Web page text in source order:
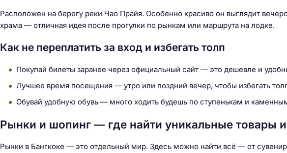
Расположен на берегу реки Чао Прайя. Особенно красиво он выглядит
храма — отличная идея после прогулки по рынкам или маршрута на лодке.
Как не переплатить за вход и избегать толп
Покупай билеты заранее через официальный сайт — это дешевле и
Лучшее время посещения — утро или поздний вечер, чтобы избегать
Обувай удобную обувь — много ходить будешь по ступенькам и
Рынки и шопинг — где найти уникальные товары
Рынки в Бангкоке — это отдельный мир. Здесь можно найти всё — от